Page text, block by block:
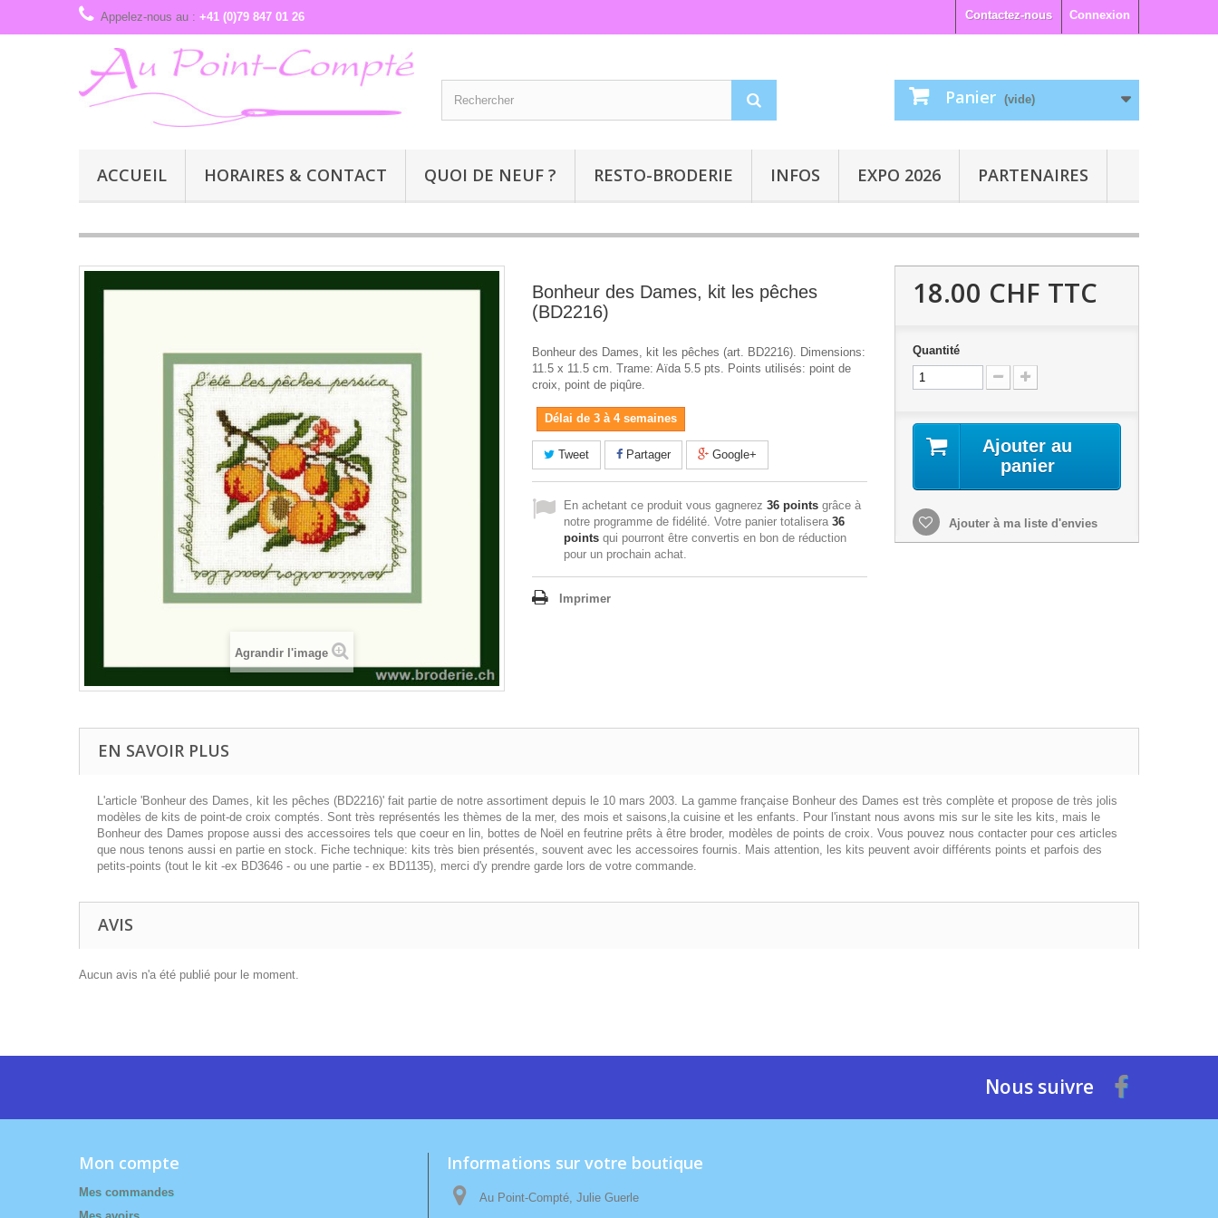
Connexion
Contactez-nous
Appelez-nous au : +41 (0)79 847 01 26
Panier (vide)
ACCUEIL HORAIRES & CONTACT QUOI DE NEUF ? RESTO-BRODERIE INFOS EXPO 2026 PARTENAIRES
Agrandir l'image
Bonheur des Dames, kit les pêches
(BD2216)
Bonheur des Dames, kit les pêches (art. BD2216). Dimensions:
11.5 x 11.5 cm. Trame: Aïda 5.5 pts. Points utilisés: point de
croix, point de piqûre.
Délai de 3 à 4 semaines
Tweet Partager Google+
En achetant ce produit vous gagnerez 36 points grâce à
notre programme de fidélité. Votre panier totalisera 36
points qui pourront être convertis en bon de réduction
pour un prochain achat.
Imprimer
18.00 CHF TTC
Quantité
Ajouter au
panier
Ajouter à ma liste d'envies
EN SAVOIR PLUS
L'article 'Bonheur des Dames, kit les pêches (BD2216)' fait partie de notre assortiment depuis le 10 mars 2003. La gamme française Bonheur des Dames est très complète et propose de très jolis
modèles de kits de point-de croix comptés. Sont très représentés les thèmes de la mer, des mois et saisons,la cuisine et les enfants. Pour l'instant nous avons mis sur le site les kits, mais le
Bonheur des Dames propose aussi des accessoires tels que coeur en lin, bottes de Noël en feutrine prêts à être broder, modèles de points de croix. Vous pouvez nous contacter pour ces articles
que nous tenons aussi en partie en stock. Fiche technique: kits très bien présentés, souvent avec les accessoires fournis. Mais attention, les kits peuvent avoir différents points et parfois des
petits-points (tout le kit -ex BD3646 - ou une partie - ex BD1135), merci d'y prendre garde lors de votre commande.
AVIS
Aucun avis n'a été publié pour le moment.
Nous suivre
Mon compte
Mes commandes
Informations sur votre boutique
Au Point-Compté, Julie Guerle